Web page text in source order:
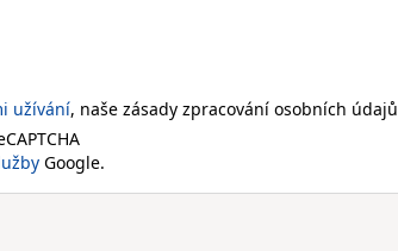
užívání, naše zásady zpracování osobních údajů
Google.